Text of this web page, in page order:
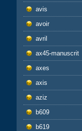
avis
avoir
avril
ax45-manuscrit
axes
axis
aziz
b609
b619